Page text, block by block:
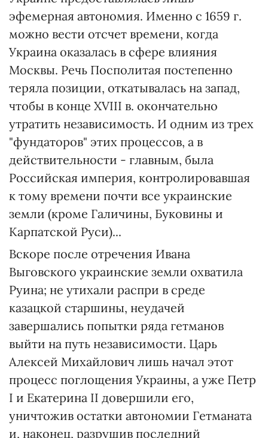
эфемерная автономия. Именно с 1659 г.
можно вести отсчет времени, когда
Украина оказалась в сфере влияния
Москвы. Речь Посполитая постепенно
теряла позиции, откатывалась на запад,
чтобы в конце XVIII в. окончательно
утратить независимость. И одним из трех
"фундаторов" этих процессов, а в
действительности - главным, была
Российская империя, контролировавшая
к тому времени почти все украинские
земли (кроме Галичины, Буковины и
Карпатской Руси)...
Вскоре после отречения Ивана
Выговского украинские земли охватила
Руина; не утихали распри в среде
казацкой старшины, неудачей
завершались попытки ряда гетманов
выйти на путь независимости. Царь
Алексей Михайлович лишь начал этот
процесс поглощения Украины, а уже Петр
I и Екатерина II довершили его,
уничтожив остатки автономии Гетманата
и, наконец, разрушив последний